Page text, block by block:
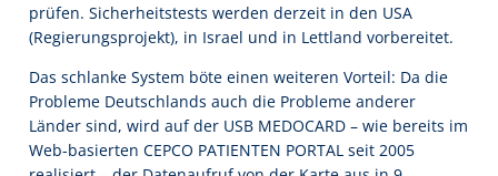
prüfen. Sicherheitstests werden derzeit in den USA
(Regierungsprojekt), in Israel und in Lettland vorbereitet.
Das schlanke System böte einen weiteren Vorteil: Da die
Probleme Deutschlands auch die Probleme anderer
Länder sind, wird auf der USB MEDOCARD – wie bereits im
Web-basierten CEPCO PATIENTEN PORTAL seit 2005